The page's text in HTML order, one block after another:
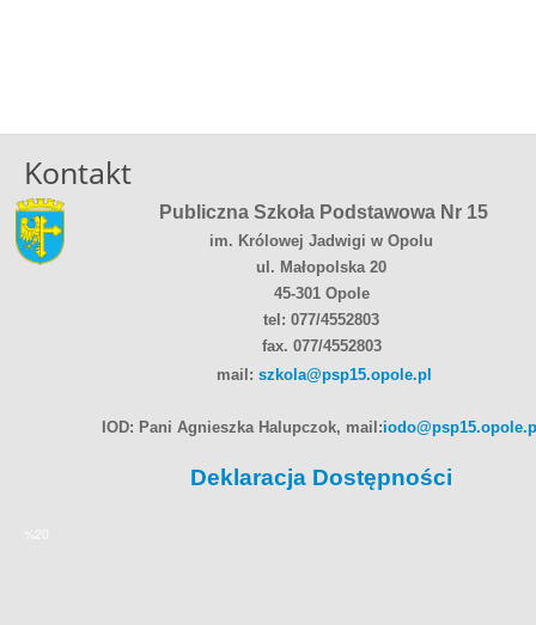
Kontakt
Publiczna Szkoła Podstawowa Nr 15
im. Królowej Jadwigi w Opolu
ul. Małopolska 20
45-301 Opole
tel: 077/4552803
fax. 077/4552803
mail: szkola@psp15.opole.pl
IOD: Pani Agnieszka Halupczok, mail:
Deklaracja Dostępności
%20